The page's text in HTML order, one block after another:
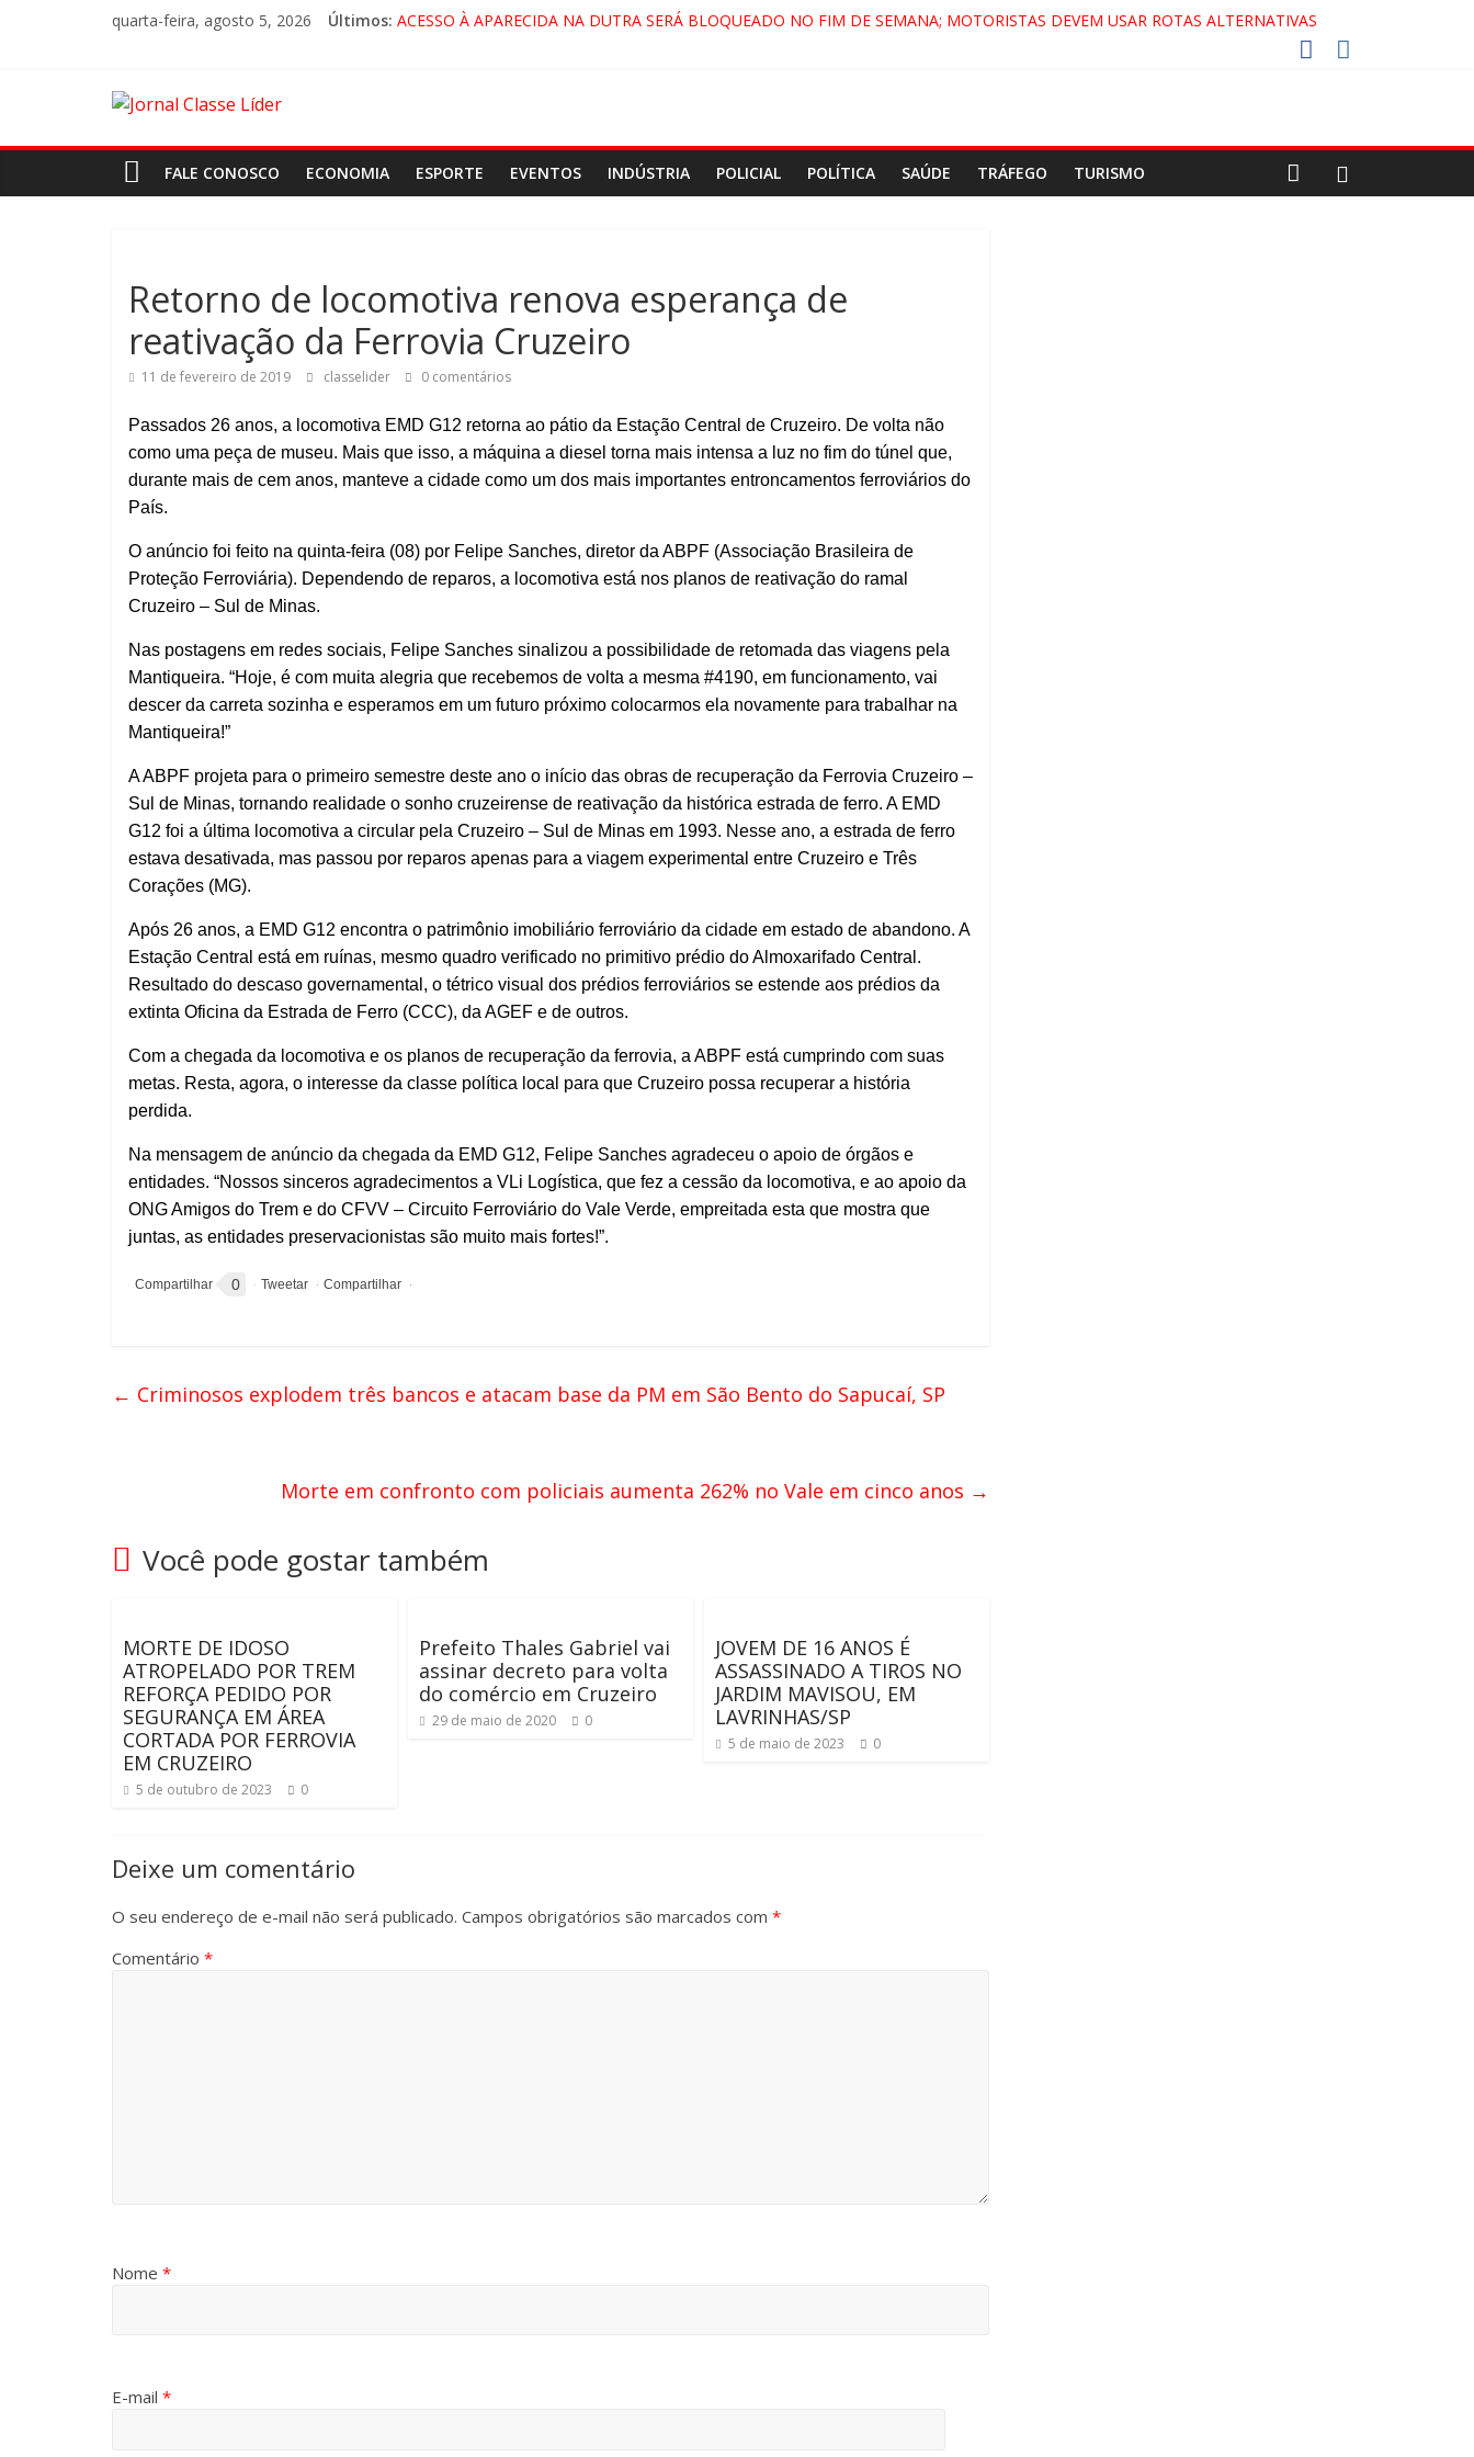
quarta-feira, agosto 5, 2026 Últimos: ACESSO À APARECIDA NA DUTRA SERÁ BLOQUEADO NO FIM DE SEMANA; MOTORISTAS DEVEM USAR ROTAS ALTERNATIVAS
FALE CONOSCO ECONOMIA ESPORTE EVENTOS INDÚSTRIA POLICIAL POLÍTICA SAÚDE TRÁFEGO TURISMO
Retorno de locomotiva renova esperança de
reativação da Ferrovia Cruzeiro
11 de fevereiro de 2019 classelider 0 comentários
Passados 26 anos, a locomotiva EMD G12 retorna ao pátio da Estação Central de Cruzeiro. De volta não
como uma peça de museu. Mais que isso, a máquina a diesel torna mais intensa a luz no fim do túnel que,
durante mais de cem anos, manteve a cidade como um dos mais importantes entroncamentos ferroviários do
País.
O anúncio foi feito na quinta-feira (08) por Felipe Sanches, diretor da ABPF (Associação Brasileira de
Proteção Ferroviária). Dependendo de reparos, a locomotiva está nos planos de reativação do ramal
Cruzeiro – Sul de Minas.
Nas postagens em redes sociais, Felipe Sanches sinalizou a possibilidade de retomada das viagens pela
Mantiqueira. “Hoje, é com muita alegria que recebemos de volta a mesma #4190, em funcionamento, vai
descer da carreta sozinha e esperamos em um futuro próximo colocarmos ela novamente para trabalhar na
Mantiqueira!”
A ABPF projeta para o primeiro semestre deste ano o início das obras de recuperação da Ferrovia Cruzeiro –
Sul de Minas, tornando realidade o sonho cruzeirense de reativação da histórica estrada de ferro. A EMD
G12 foi a última locomotiva a circular pela Cruzeiro – Sul de Minas em 1993. Nesse ano, a estrada de ferro
estava desativada, mas passou por reparos apenas para a viagem experimental entre Cruzeiro e Três
Corações (MG).
Após 26 anos, a EMD G12 encontra o patrimônio imobiliário ferroviário da cidade em estado de abandono. A
Estação Central está em ruínas, mesmo quadro verificado no primitivo prédio do Almoxarifado Central.
Resultado do descaso governamental, o tétrico visual dos prédios ferroviários se estende aos prédios da
extinta Oficina da Estrada de Ferro (CCC), da AGEF e de outros.
Com a chegada da locomotiva e os planos de recuperação da ferrovia, a ABPF está cumprindo com suas
metas. Resta, agora, o interesse da classe política local para que Cruzeiro possa recuperar a história
perdida.
Na mensagem de anúncio da chegada da EMD G12, Felipe Sanches agradeceu o apoio de órgãos e
entidades. “Nossos sinceros agradecimentos a VLi Logística, que fez a cessão da locomotiva, e ao apoio da
ONG Amigos do Trem e do CFVV – Circuito Ferroviário do Vale Verde, empreitada esta que mostra que
juntas, as entidades preservacionistas são muito mais fortes!”.
0
← Criminosos explodem três bancos e atacam base da PM em São Bento do Sapucaí, SP
Morte em confronto com policiais aumenta 262% no Vale em cinco anos →
Você pode gostar também
MORTE DE IDOSO
ATROPELADO POR TREM
REFORÇA PEDIDO POR
SEGURANÇA EM ÁREA
CORTADA POR FERROVIA
EM CRUZEIRO
5 de outubro de 2023 0
Prefeito Thales Gabriel vai
assinar decreto para volta
do comércio em Cruzeiro
29 de maio de 2020 0
JOVEM DE 16 ANOS É
ASSASSINADO A TIROS NO
JARDIM MAVISOU, EM
LAVRINHAS/SP
5 de maio de 2023 0
Deixe um comentário
O seu endereço de e-mail não será publicado. Campos obrigatórios são marcados com *
Comentário *
Nome *
E-mail *